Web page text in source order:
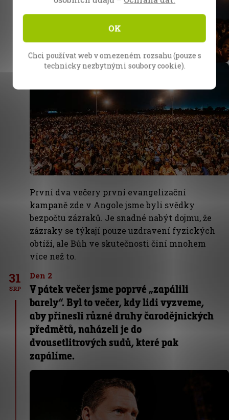
První dva večery první evangelizační
kampaně zde v Angole jsme byli svědky
bezpočtu zázraků. Je snadné nabýt dojmu, že
zázraky se týkají pouze uzdravení fyzických
obtíží, ale Bůh ve skutečnosti činí mnohem
více než to.
31
SRP
Den 2
V pátek večer jsme poprvé „zapálili
barely“. Byl to večer, kdy lidi vyzveme,
aby přinesli různé druhy čarodějnických
předmětů, naházeli je do
dvousetlitrových sudů, které pak
zapálíme.
OK
Chci používat web v omezeném rozsahu (pouze s
technicky nezbytnými soubory cookie).